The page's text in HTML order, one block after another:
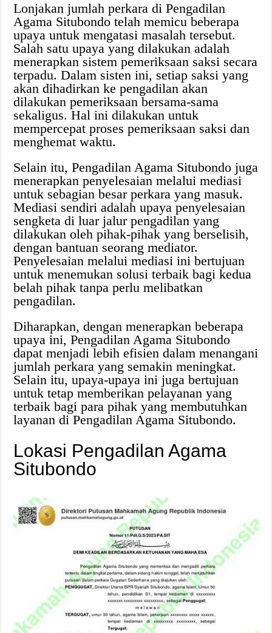
Lonjakan jumlah perkara di Pengadilan
Agama Situbondo telah memicu beberapa
upaya untuk mengatasi masalah tersebut.
Salah satu upaya yang dilakukan adalah
menerapkan sistem pemeriksaan saksi secara
terpadu. Dalam sisten ini, setiap saksi yang
akan dihadirkan ke pengadilan akan
dilakukan pemeriksaan bersama-sama
sekaligus. Hal ini dilakukan untuk
mempercepat proses pemeriksaan saksi dan
menghemat waktu.
Selain itu, Pengadilan Agama Situbondo juga
menerapkan penyelesaian melalui mediasi
untuk sebagian besar perkara yang masuk.
Mediasi sendiri adalah upaya penyelesaian
sengketa di luar jalur pengadilan yang
dilakukan oleh pihak-pihak yang berselisih,
dengan bantuan seorang mediator.
Penyelesaian melalui mediasi ini bertujuan
untuk menemukan solusi terbaik bagi kedua
belah pihak tanpa perlu melibatkan
pengadilan.
Diharapkan, dengan menerapkan beberapa
upaya ini, Pengadilan Agama Situbondo
dapat menjadi lebih efisien dalam menangani
jumlah perkara yang semakin meningkat.
Selain itu, upaya-upaya ini juga bertujuan
untuk tetap memberikan pelayanan yang
terbaik bagi para pihak yang membutuhkan
layanan di Pengadilan Agama Situbondo.
Lokasi Pengadilan Agama
Situbondo